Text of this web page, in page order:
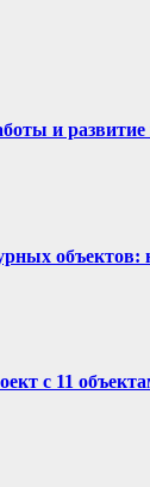
и
с 11